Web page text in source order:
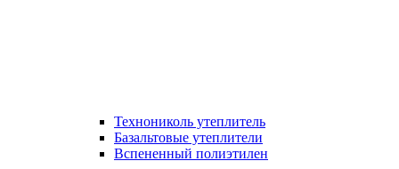
Технониколь утеплитель
Базальтовые утеплители
Вспененный полиэтилен